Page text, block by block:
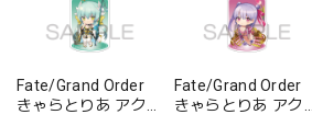
Fate/Grand Order
きゃらとりあ アクリ
Fate/Grand Order
きゃらとりあ アクリ